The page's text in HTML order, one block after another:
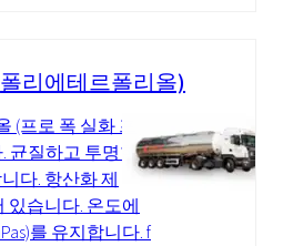
리에테르폴리올)
(프로 폭 실화 프
균질하고 투명한
다. 항산화 제
있습니다. 온도에
를 유지합니다. f